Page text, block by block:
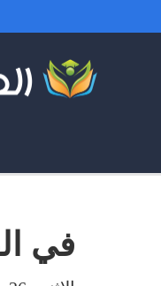
في